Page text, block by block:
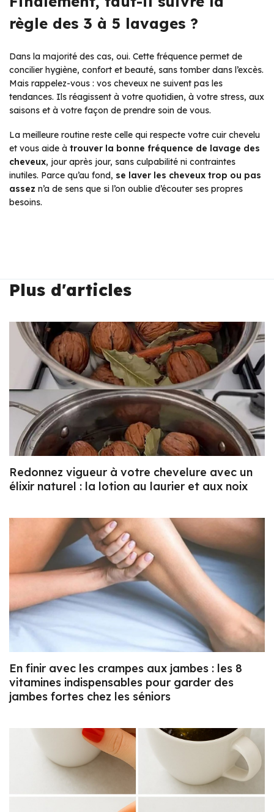
règle des 3 à 5 lavages ?
Dans la majorité des cas, oui. Cette fréquence permet de
concilier hygiène, confort et beauté, sans tomber dans l’excès.
Mais rappelez-vous : vos cheveux ne suivent pas les
tendances. Ils réagissent à votre quotidien, à votre stress, aux
saisons et à votre façon de prendre soin de vous.
La meilleure routine reste celle qui respecte votre cuir chevelu
et vous aide à trouver la bonne fréquence de lavage des
cheveux, jour après jour, sans culpabilité ni contraintes
inutiles. Parce qu’au fond, se laver les cheveux trop ou pas
assez n’a de sens que si l’on oublie d’écouter ses propres
besoins.
Plus d'articles
Redonnez vigueur à votre chevelure avec un
élixir naturel : la lotion au laurier et aux noix
En finir avec les crampes aux jambes : les 8
vitamines indispensables pour garder des
jambes fortes chez les séniors